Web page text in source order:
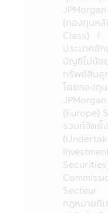
วัตถุประสงค์กา
คณะกรรมการ
Internet ของส
http://
9. กองทุนรวม
บริษัทจัดการ ดั
ผูกพันในการชด
ทั้งนี้ ผลการดำ
อยู่กับสถานะทา
ของบริษัทจัดการ
10. การลงทุน
ปรากฏในแอป
ภายใต้การควบ
ระเบียบ และข้
ราชบัญญัติหลัก
พ.ศ. 2535 (ที่แก้ไ
(กองทุนห
Class) I
ประเทศลั
บัญชีไม่น้
ทรัพย์สินสุ
โดยกองทุ
(Europe)
รวมที่จัด
Secteur
กฎหมายที